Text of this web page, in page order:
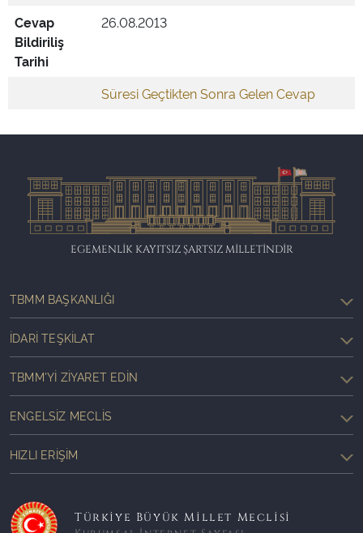
Cevap
Bildiriliş
Tarihi
26.08.2013
Süresi Geçtikten Sonra Gelen Cevap
EGEMENLİK KAYITSIZ ŞARTSIZ MİLLETİNDİR
TBMM BAŞKANLIĞI
İDARI TEŞKILAT
TBMM'YI ZIYARET EDIN
ENGELSIZ MECLIS
HIZLI ERIŞIM
Türkiye Büyük Millet Meclisi